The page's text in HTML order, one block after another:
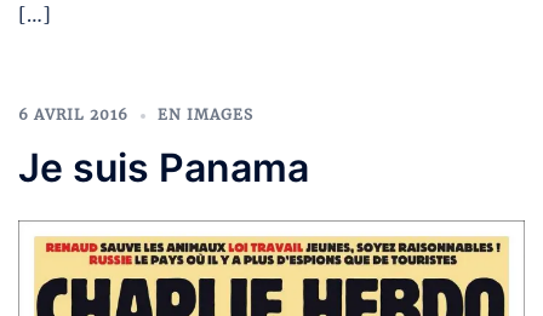
[…]
6 AVRIL 2016 EN IMAGES
Je suis Panama